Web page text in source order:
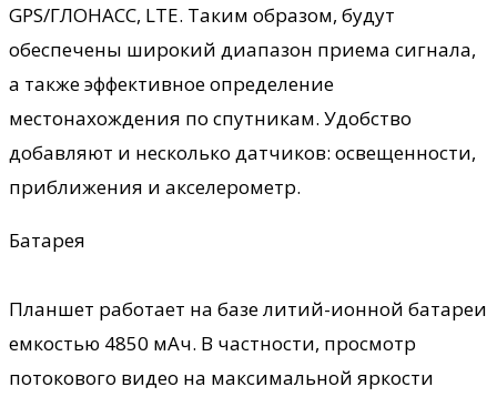
GPS/ГЛОНАСС, LTE. Таким образом, будут
обеспечены широкий диапазон приема сигнала,
а также эффективное определение
местонахождения по спутникам. Удобство
добавляют и несколько датчиков: освещенности,
приближения и акселерометр.
Батарея
Планшет работает на базе литий-ионной батареи
емкостью 4850 мАч. В частности, просмотр
потокового видео на максимальной яркости